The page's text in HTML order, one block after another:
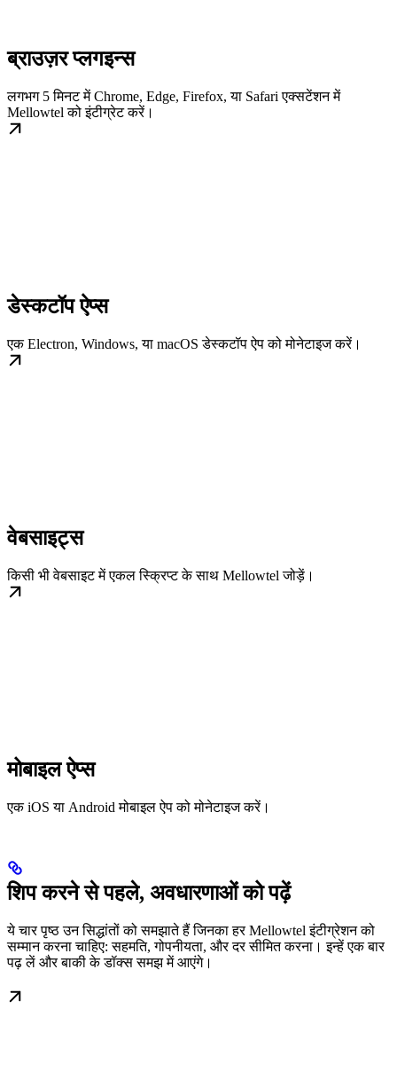
ब्राउज़र प्लगइन्स
लगभग 5 मिनट में Chrome, Edge, Firefox, या Safari एक्सटेंशन में
Mellowtel को इंटीग्रेट करें।
डेस्कटॉप ऐप्स
एक Electron, Windows, या macOS डेस्कटॉप ऐप को मोनेटाइज करें।
वेबसाइट्स
किसी भी वेबसाइट में एकल स्क्रिप्ट के साथ Mellowtel जोड़ें।
मोबाइल ऐप्स
एक iOS या Android मोबाइल ऐप को मोनेटाइज करें।
शिप करने से पहले, अवधारणाओं को पढ़ें
ये चार पृष्ठ उन सिद्धांतों को समझाते हैं जिनका हर Mellowtel इंटीग्रेशन को
सम्मान करना चाहिए: सहमति, गोपनीयता, और दर सीमित करना। इन्हें एक बार
पढ़ लें और बाकी के डॉक्स समझ में आएंगे।